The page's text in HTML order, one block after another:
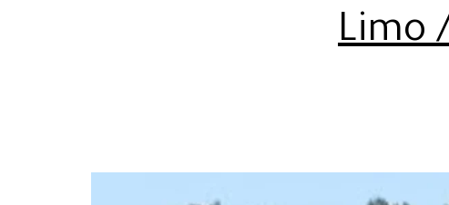
ايجار ميكروباص ليموزين / Limo